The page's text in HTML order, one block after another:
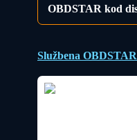
OBDSTAR kod
Službena